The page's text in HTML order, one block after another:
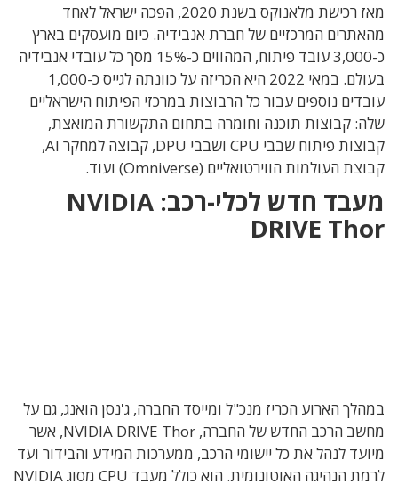
מאז רכישת מלאנוקס בשנת 2020, הפכה ישראל לאחד
מהאתרים המרכזיים של חברת אנבידיה. כיום מועסקים בארץ
כ-3,000 עובד פיתוח, המהווים כ-15% מסך כל עובדי אנבידיה
בעולם. במאי 2022 היא הכריזה על כוונתה לגייס כ-1,000
עובדים נוספים עבור כל הרבוצות במרכזי הפיתוח הישראליים
שלה: קבוצות תוכנה וחומרה בתחום התקשורת המואצת,
קבוצות פיתוח שבבי CPU ושבבי DPU, קבוצה למחקר AI,
קבוצת העולמות הווירטואליים (Omniverse) ועוד.
מעבד חדש לכלי-רכב: NVIDIA
DRIVE Thor
במהלך הארוע הכריז מנכ"ל ומייסד החברה, ג'נסן הואנג, גם על
מחשב הרכב החדש של החברה, NVIDIA DRIVE Thor, אשר
מיועד לנהל את כל יישומי הרכב, ממערכות המידע והבידור ועד
לרמת הנהיגה האוטונומית. הוא כולל מעבד CPU מסוג NVIDIA